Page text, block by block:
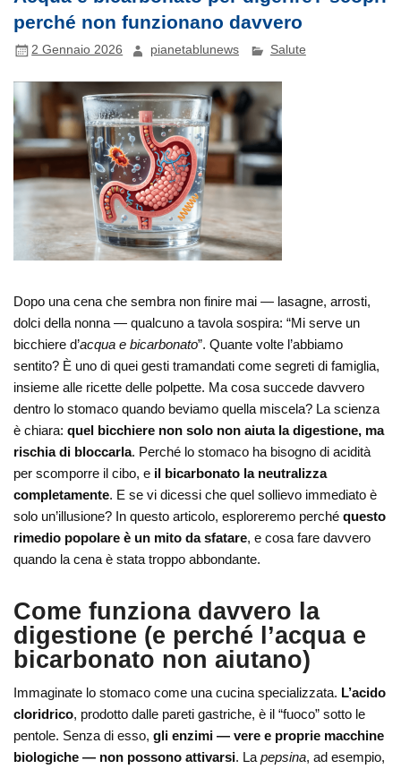
perché non funzionano davvero
2 Gennaio 2026 pianetablunews Salute
Dopo una cena che sembra non finire mai — lasagne, arrosti,
dolci della nonna — qualcuno a tavola sospira: “Mi serve un
bicchiere d’acqua e bicarbonato”. Quante volte l’abbiamo
sentito? È uno di quei gesti tramandati come segreti di famiglia,
insieme alle ricette delle polpette. Ma cosa succede davvero
dentro lo stomaco quando beviamo quella miscela? La scienza
è chiara:quel bicchiere non solo non aiuta la digestione, ma
rischia di bloccarla. Perché lo stomaco ha bisogno di acidità
per scomporre il cibo, e il bicarbonato la neutralizza
completamente. E se vi dicessi che quel sollievo immediato è
solo un’illusione? In questo articolo, esploreremo perchéquesto
rimedio popolare è un mito da sfatare, e cosa fare davvero
quando la cena è stata troppo abbondante.
Come funziona davvero la
digestione (e perché l’acqua e
bicarbonato non aiutano)
Immaginate lo stomaco come una cucina specializzata. L’acido
cloridrico, prodotto dalle pareti gastriche, è il “fuoco” sotto le
pentole. Senza di esso,gli enzimi — vere e proprie macchine
biologiche — non possono attivarsi. Lapepsina, ad esempio,